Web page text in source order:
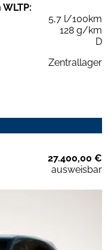
5,7 l/100km
128 g/km
D
Zentrallager
27.400,00 €
ausweisbar